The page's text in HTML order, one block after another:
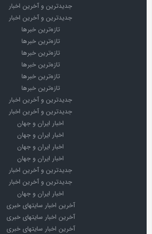
جدیدترین و آخرین اخبار
جدیدترین و آخرین اخبار
تازه‌ترین خبرها
تازه‌ترین خبرها
تازه‌ترین خبرها
تازه‌ترین خبرها
تازه‌ترین خبرها
تازه‌ترین خبرها
جدیدترین و آخرین اخبار
جدیدترین و آخرین اخبار
اخبار ایران و جهان
اخبار ایران و جهان
اخبار ایران و جهان
اخبار ایران و جهان
جدیدترین و آخرین اخبار
جدیدترین و آخرین اخبار
اخبار ایران و جهان
آخرین اخبار سایتهای خبری
آخرین اخبار سایتهای خبری
آخرین اخبار سایتهای خبری